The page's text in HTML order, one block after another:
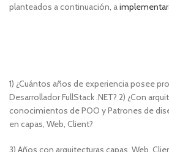
planteados a continuación, a
1) ¿Cuántos años de experiencia posee
Desarrollador FullStack .NET? 2) ¿Con
conocimientos de POO y Patrones de
en capas, Web, Client?
3) Años con arquitecturas capas, Web,